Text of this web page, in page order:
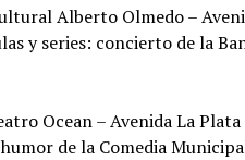
Alberto Olmedo –
y series: concierto de la
Ocean – Avenida La
de la Comedia